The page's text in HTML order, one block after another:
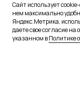
Сайт использует
нем максимально
Яндекс.Метрика,
даете свое согласие
указанном вПолитике